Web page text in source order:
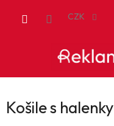
CZK
Košile s halenky